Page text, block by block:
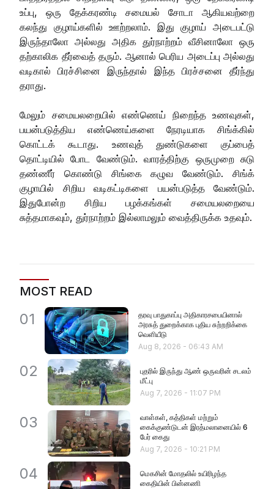
உப்பு, ஒரு தேக்கரண்டி சமையல் சோடா ஆகியவற்றை
கலந்து குழாய்களில் ஊற்றலாம். இது குழாய் அடைபட்டு
இருந்தாலோ அல்லது அதிக துர்நாற்றம் வீசினாலோ ஒரு
தற்காலிக தீர்வைத் தரும். ஆனால் பெரிய அடைப்பு அல்லது
வடிகால் பிரச்சினை இருந்தால் இந்த பிரச்சனை தீர்ந்து
தராது.
மேலும் சமையலறையில் எண்ணெய் நிறைந்த உணவுகள்,
பயன்படுத்திய எண்ணெய்களை நேரடியாக சிங்க்கில்
கொட்டக் கூடாது. உணவுத் துண்டுகளை குப்பைத்
தொட்டியில் போட வேண்டும். வாரத்திற்கு ஒருமுறை சுடு
தண்ணீர் கொண்டு சிங்கை கழுவ வேண்டும். சிங்க்
குழாயில் சிறிய வடிகட்டிகளை பயன்படுத்த வேண்டும்.
இதுபோன்ற சிறிய பழக்கங்கள் சமையலறையை
சுத்தமாகவும், துர்நாற்றம் இல்லாமலும் வைத்திருக்க உதவும்.
MOST READ
01
தரவு பாதுகாப்பு அதிகாரசபையினால்
அரசுத் துறைக்காக புதிய சுற்றறிக்கை
வெளியீடு
Aug 8, 2026 - 06:43 AM
02
புதரில் இருந்து ஆண் ஒருவரின் சடலம்
மீட்பு
Aug 7, 2026 - 11:07 PM
03
வாள்கள், கத்திகள் மற்றும்
கைக்குண்டுடன் இரத்மலானையில் 6
பேர் கைது
Aug 7, 2026 - 10:21 PM
04
மெகசின் மோதலில் உயிரிழந்த
கைதியின் பின்னணி